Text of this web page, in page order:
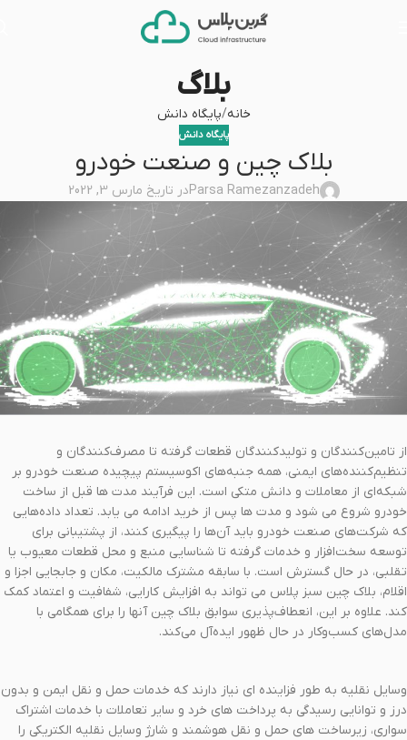
بلاگ
خانه پایگاه دانش
پایگاه دانش
بلاک چین و صنعت خودرو
Parsa Ramezanzadehدر تاریخ مارس 3, 2022
از تامین‌کنندگان و تولیدکنندگان قطعات گرفته تا مصرف‌کنندگان و
تنظیم‌کننده‌های ایمنی، همه جنبه‌های اکوسیستم پیچیده صنعت خودرو بر
شبکه‌ای از معاملات و دانش متکی است. این فرآیند مدت ها قبل از ساخت
خودرو شروع می شود و مدت ها پس از خرید ادامه می یابد. تعداد داده‌هایی
که شرکت‌های صنعت خودرو باید آن‌ها را پیگیری کنند، از پشتیبانی برای
توسعه سخت‌افزار و خدمات گرفته تا شناسایی منبع و محل قطعات معیوب یا
تقلبی، در حال گسترش است. با سابقه مشترک مالکیت، مکان و جابجایی اجزا و
اقلام، بلاک چین سبز پلاس می تواند به افزایش کارایی، شفافیت و اعتماد کمک
کند. علاوه بر این، انعطاف‌پذیری سوابق بلاک چین آنها را برای همگامی با
مدل‌های کسب‌وکار در حال ظهور ایده‌آل می‌کند.
وسایل نقلیه به طور فزاینده ای نیاز دارند که خدمات حمل و نقل ایمن و بدون
درز و توانایی رسیدگی به پرداخت های خرد و سایر تعاملات با خدمات اشتراک
سواری، زیرساخت های حمل و نقل هوشمند و شارژ وسایل نقلیه الکتریکی را